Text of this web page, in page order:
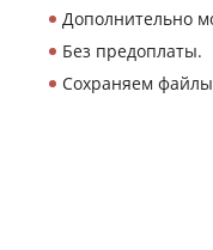
Дополнительно
Без предоплаты.
Сохраняем файлы